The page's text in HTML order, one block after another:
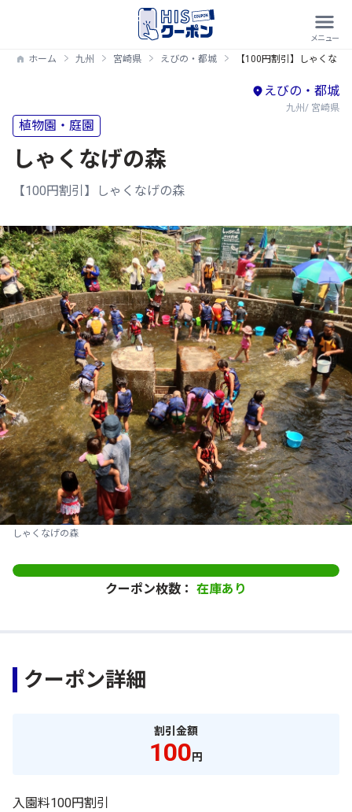
ホーム 九州 宮崎県 えびの・都城 【100円割引】しゃくなげ
えびの・都城
九州/ 宮崎県
植物園・庭園
しゃくなげの森
【100円割引】しゃくなげの森
しゃくなげの森
クーポン枚数： 在庫あり
クーポン詳細
割引金額
100円
入園料100円割引